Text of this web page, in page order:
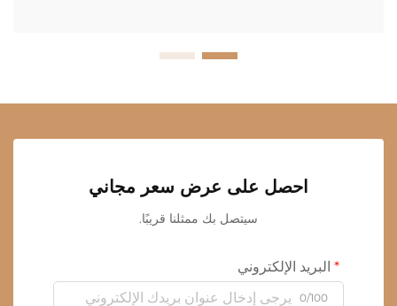
احصل على عرض سعر مجاني
سيتصل بك ممثلنا قريبًا.
البريد الإلكتروني
0/100